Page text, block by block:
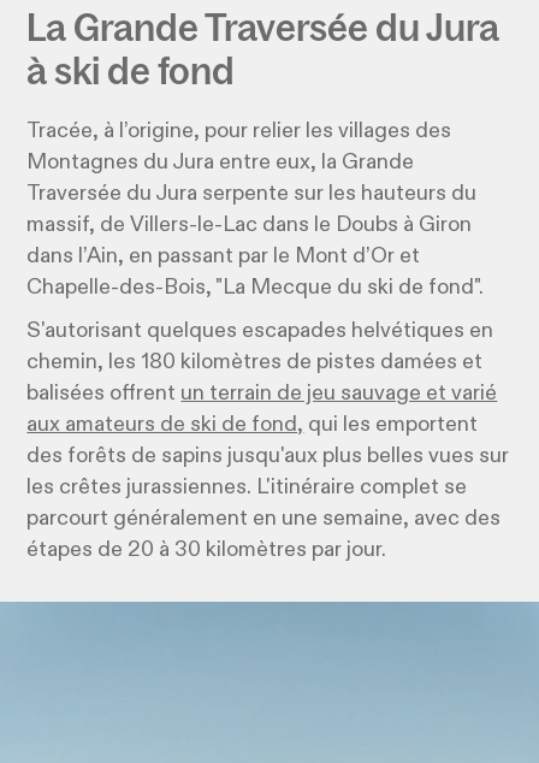
La Grande Traversée du Jura
à ski de fond
Tracée, à l’origine, pour relier les villages des
Montagnes du Jura entre eux, la Grande
Traversée du Jura serpente sur les hauteurs du
massif, de Villers-le-Lac dans le Doubs à Giron
dans l’Ain, en passant par le Mont d’Or et
Chapelle-des-Bois, "La Mecque du ski de fond".
S'autorisant quelques escapades helvétiques en
chemin, les 180 kilomètres de pistes damées et
balisées offrent un terrain de jeu sauvage et varié
aux amateurs de ski de fond, qui les emportent
des forêts de sapins jusqu'aux plus belles vues sur
les crêtes jurassiennes. L'itinéraire complet se
parcourt généralement en une semaine, avec des
étapes de 20 à 30 kilomètres par jour.